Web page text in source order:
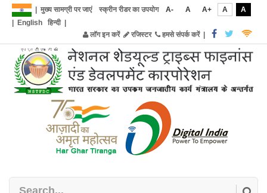
मुख्य सामग्री पर जाएं स्क्रीन रीडर का उपयोग A- A A+ A
A
English हिन्दी|
लॉग इन करें
रजिस्टर हमसे संपर्क करें|